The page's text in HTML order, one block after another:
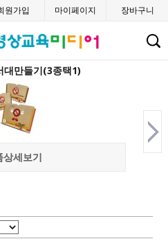
원가입 마이페이지 장바구니
대만들기(3종택1)
상세보기